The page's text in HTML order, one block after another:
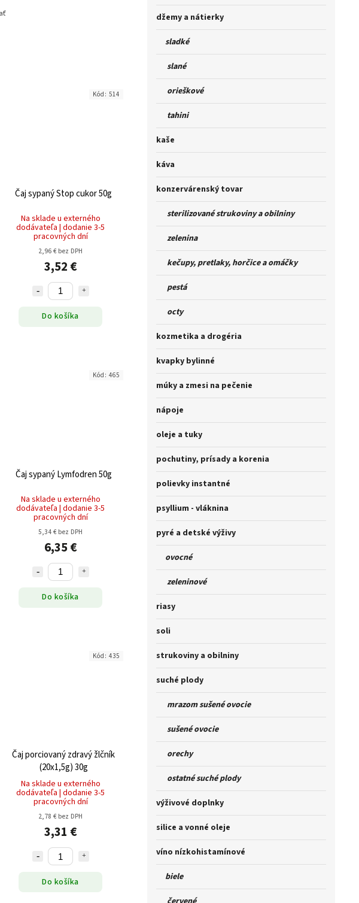
džemy a nátierky
sladké
slané
orieškové
tahini
kaše
káva
konzervárenský tovar
sterilizované strukoviny a obilniny
zelenina
kečupy, pretlaky, horčice a omáčky
pestá
octy
kozmetika a drogéria
kvapky bylinné
múky a zmesi na pečenie
nápoje
oleje a tuky
pochutiny, prísady a korenia
polievky instantné
psyllium - vláknina
pyré a detské výživy
ovocné
zeleninové
riasy
soli
strukoviny a obilniny
suché plody
mrazom sušené ovocie
sušené ovocie
orechy
ostatné suché plody
výživové doplnky
silice a vonné oleje
víno nízkohistamínové
biele
Čaj sypaný Stop cukor 50g
Na sklade u externého
dodávateľa | dodanie 3-5
pracovných dní
2,96 € bez DPH
3,52 €
Do košíka
Kód: 514
Čaj sypaný Lymfodren 50g
Na sklade u externého
dodávateľa | dodanie 3-5
pracovných dní
5,34 € bez DPH
6,35 €
Do košíka
Kód: 465
Čaj porciovaný zdravý žlčník
(20x1,5g) 30g
Na sklade u externého
dodávateľa | dodanie 3-5
pracovných dní
2,78 € bez DPH
3,31 €
Do košíka
Kód: 435